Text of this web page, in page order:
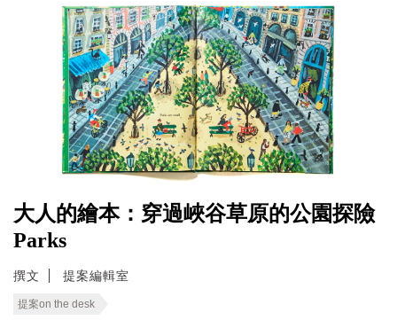
大人的繪本：穿過峽谷草原的公園探險
Parks
撰文 提案編輯室
提案on the desk